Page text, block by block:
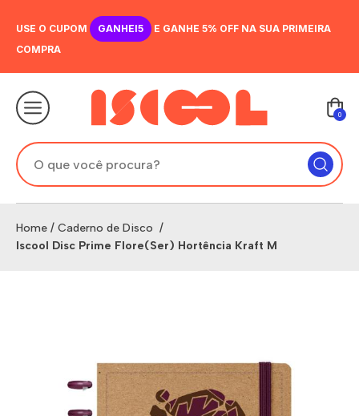
USE O CUPOM GANHEI5
E GANHE 5% OFF NA SUA PRIMEIRA
COMPRA
0
Home / Caderno de Disco /
Iscool Disc Prime Flore(Ser) Hortência Kraft M